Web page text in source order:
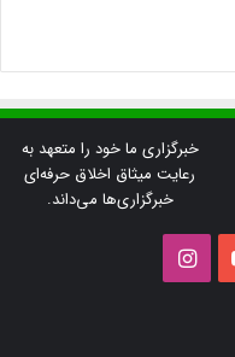
خبرگزاری ما خود را متعهد به
رعایت میثاق اخلاق حرفه‌ای
خبرگزاری‌ها می‌داند.
یوتیوب